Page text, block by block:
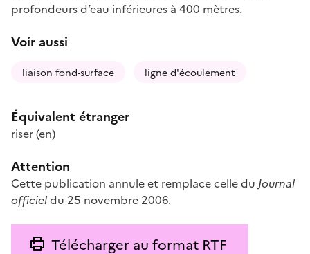
profondeurs d’eau inférieures à 400 mètres.
Voir aussi
liaison fond-surface ligne d'écoulement
Équivalent étranger
riser(en)
Attention
Cette publication annule et remplace celle du Journal
officieldu 25 novembre 2006.
Télécharger au format RTF